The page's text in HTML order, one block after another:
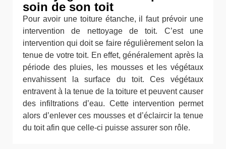
soin de son toit
Pour avoir une toiture étanche, il faut prévoir une
intervention de nettoyage de toit. C’est une
intervention qui doit se faire régulièrement selon la
tenue de votre toit. En effet, généralement après la
période des pluies, les mousses et les végétaux
envahissent la surface du toit. Ces végétaux
entravent à la tenue de la toiture et peuvent causer
des infiltrations d’eau. Cette intervention permet
alors d’enlever ces mousses et d’éclaircir la tenue
du toit afin que celle-ci puisse assurer son rôle.